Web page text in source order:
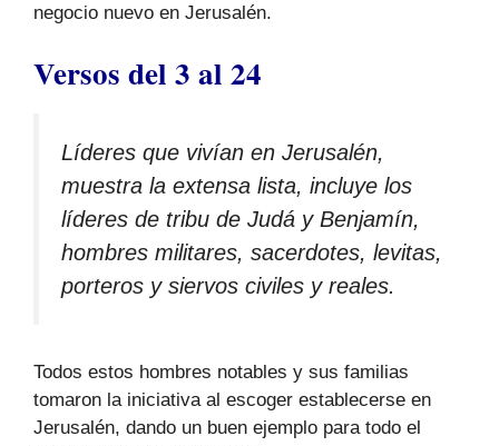
negocio nuevo en Jerusalén.
Versos del 3 al 24
Líderes que vivían en Jerusalén,
muestra la extensa lista, incluye los
líderes de tribu de Judá y Benjamín,
hombres militares, sacerdotes, levitas,
porteros y siervos civiles y reales.
Todos estos hombres notables y sus familias
tomaron la iniciativa al escoger establecerse en
Jerusalén, dando un buen ejemplo para todo el